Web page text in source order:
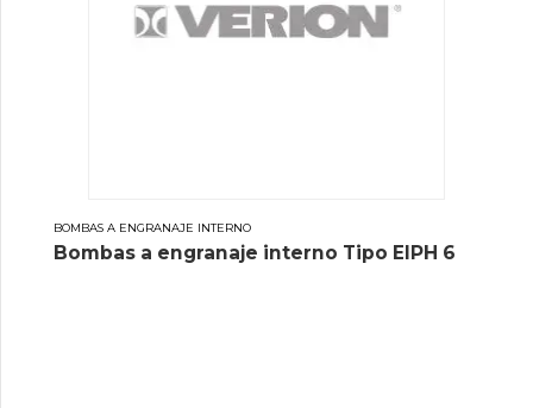
BOMBAS A ENGRANAJE INTERNO
Bombas a engranaje interno Tipo EIPH 6